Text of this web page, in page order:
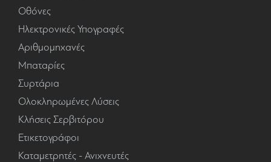
Οθόνες
Ηλεκτρονικές Υπογραφές
Αριθμομηχανές
Μπαταρίες
Συρτάρια
Ολοκληρωμένες Λύσεις
Κλήσεις Σερβιτόρου
Ετικετογράφοι
Καταμετρητές - Ανιχνευτές